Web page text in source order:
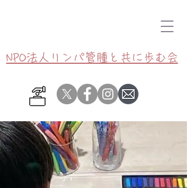
NPO法人リンパ管腫と共に歩む会